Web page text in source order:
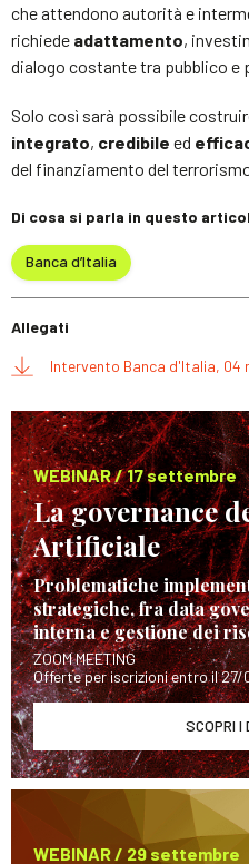
che attendono autorità e
richiede adattamento,
dialogo costante tra pubblico e
Solo così sarà possibile
integrato, credibile ed
del finanziamento del
Di cosa si parla in questo
Banca d’Italia
Allegati
Intervento Banca d'Italia, 04
WEBINAR / 17 settembre
La governance
Artificiale
Problematiche
strategiche, fra data
interna e gestione dei
ZOOM MEETING
Offerte per iscrizioni entro il 27/
SCOPRI I
WEBINAR / 29 settembre